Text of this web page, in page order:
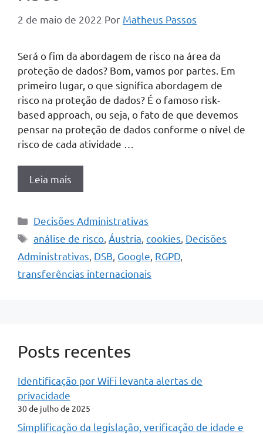
2 de maio de 2022 Por Matheus Passos
Será o fim da abordagem de risco na área da
proteção de dados? Bom, vamos por partes. Em
primeiro lugar, o que significa abordagem de
risco na proteção de dados? É o famoso risk-
based approach, ou seja, o fato de que devemos
pensar na proteção de dados conforme o nível de
risco de cada atividade …
Leia mais
Categorias
Decisões Administrativas
Tags
análise de risco Áustria ,cookies Decisões
Administrativas DSB Google RGPD
transferências internacionais
Posts recentes
Identificação por WiFi levanta alertas de
privacidade
30 de julho de 2025
Simplificação da legislação, verificação de idade e